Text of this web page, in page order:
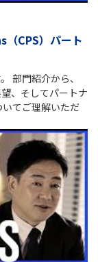
CPS）パート
部門紹介から、
、そしてパートナ
てご理解いただ